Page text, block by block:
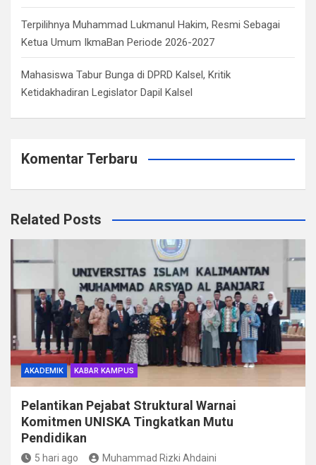
Terpilihnya Muhammad Lukmanul Hakim, Resmi Sebagai
Ketua Umum IkmaBan Periode 2026-2027
Mahasiswa Tabur Bunga di DPRD Kalsel, Kritik
Ketidakhadiran Legislator Dapil Kalsel
Komentar Terbaru
Related Posts
AKADEMIK KABAR KAMPUS
Pelantikan Pejabat Struktural Warnai
Komitmen UNISKA Tingkatkan Mutu
Pendidikan
5 hari ago Muhammad Rizki Ahdaini